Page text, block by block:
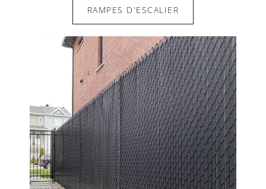
RAMPES D'ESCALIER